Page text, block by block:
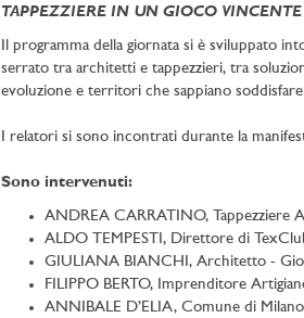
TAPPEZZIERE IN UN GIOCO
Il programma della giornata si è sviluppato
serrato tra architetti e tappezzieri, tra
evoluzione e territori che sappiano soddisfare
I relatori si sono incontrati durante la
Sono intervenuti:
ANDREA CARRATINO, Tappezziere
ALDO TEMPESTI, Direttore di
GIULIANA BIANCHI, Architetto -
FILIPPO BERTO, Imprenditore
ANNIBALE D’ELIA, Comune di